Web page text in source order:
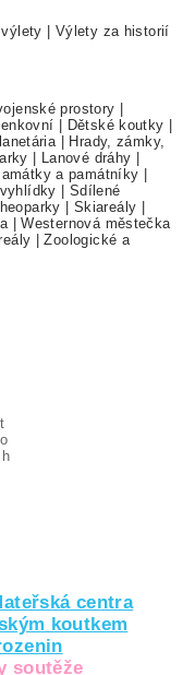
výlety
Výlety za historií
prostory
Dětské koutky
Hrady, zámky,
Lanové dráhy
a památníky
Sdílené
Skiareály
|Westernová městečka
|Zoologické a
centra
koutkem
soutěže